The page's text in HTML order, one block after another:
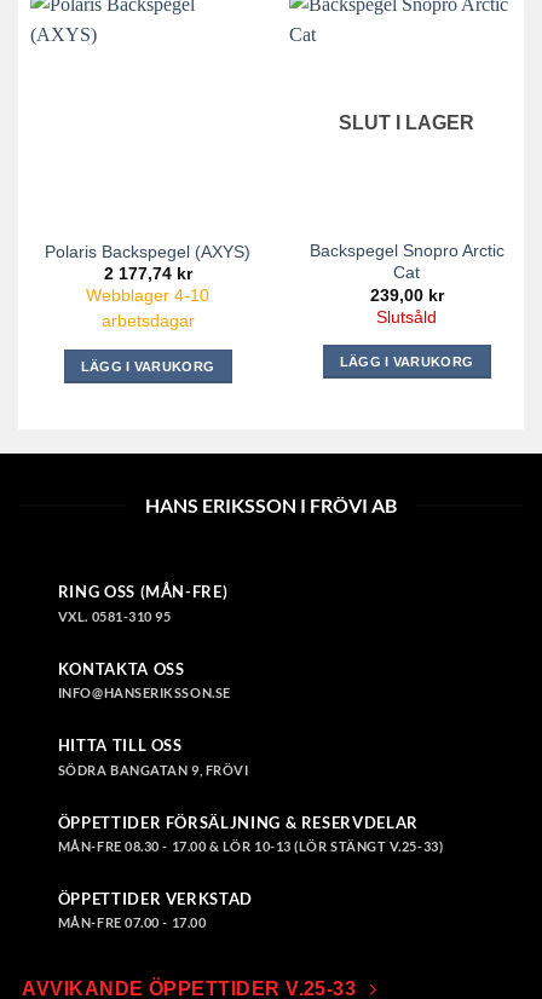
Polaris Backspegel (AXYS)
2 177,74 kr
Webblager 4-10
arbetsdagar
LÄGG I VARUKORG
SLUT I LAGER
Backspegel Snopro Arctic
Cat
239,00 kr
Slutsåld
LÄGG I VARUKORG
HANS ERIKSSON I FRÖVI AB
RING OSS (MÅN-FRE)
VXL. 0581-310 95
KONTAKTA OSS
INFO@HANSERIKSSON.SE
HITTA TILL OSS
SÖDRA BANGATAN 9, FRÖVI
ÖPPETTIDER FÖRSÄLJNING & RESERVDELAR
MÅN-FRE 08.30 - 17.00 & LÖR 10-13 (LÖR STÄNGT V.25-33)
ÖPPETTIDER VERKSTAD
MÅN-FRE 07.00 - 17.00
AVVIKANDE ÖPPETTIDER V.25-33